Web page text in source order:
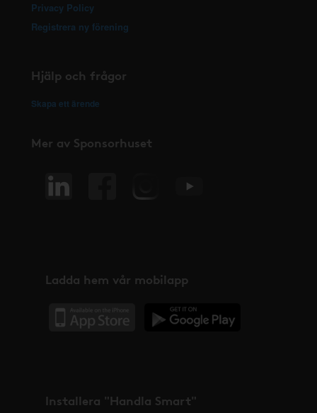
Privacy Policy
Registrera ny förening
Hjälp och frågor
Skapa ett ärende
Mer av Sponsorhuset
Ladda hem vår mobilapp
Installera "Handla Smart"